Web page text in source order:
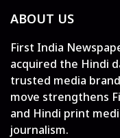
ABOUT US
First India
acquired the Hindi
trusted media
move strengthens
and Hindi print
journalism.